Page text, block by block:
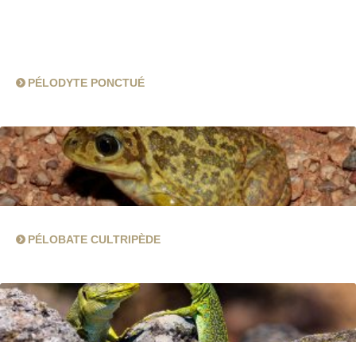
PÉLODYTE PONCTUÉ
PÉLOBATE CULTRIPÈDE